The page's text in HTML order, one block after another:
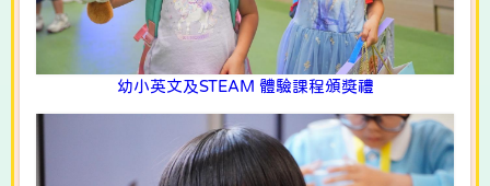
幼小英文及STEAM 體驗課程頒獎禮